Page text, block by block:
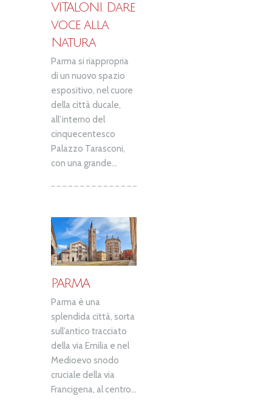
VITALONI. Dare
voce alla
Natura
Parma si riappropria
di un nuovo spazio
espositivo, nel cuore
della città ducale,
all’interno del
cinquecentesco
Palazzo Tarasconi,
con una grande...
PARMA
Parma è una
splendida città, sorta
sull’antico tracciato
della via Emilia e nel
Medioevo snodo
cruciale della via
Francigena, al centro...